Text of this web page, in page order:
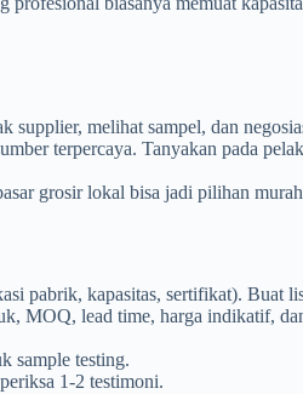
supplier, melihat sampel, dan
terpercaya. Tanyakan pada
grosir lokal bisa jadi pilihan
pabrik, kapasitas, sertifikat). Buat
MOQ, lead time, harga indikatif,
sample testing.
1-2 testimoni.